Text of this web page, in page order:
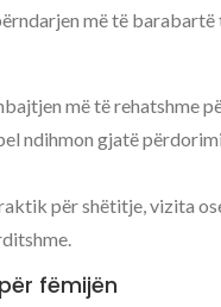
më të barabartë
më të rehatshme
ndihmon gjatë
për shëtitje, vizita
fëmijën